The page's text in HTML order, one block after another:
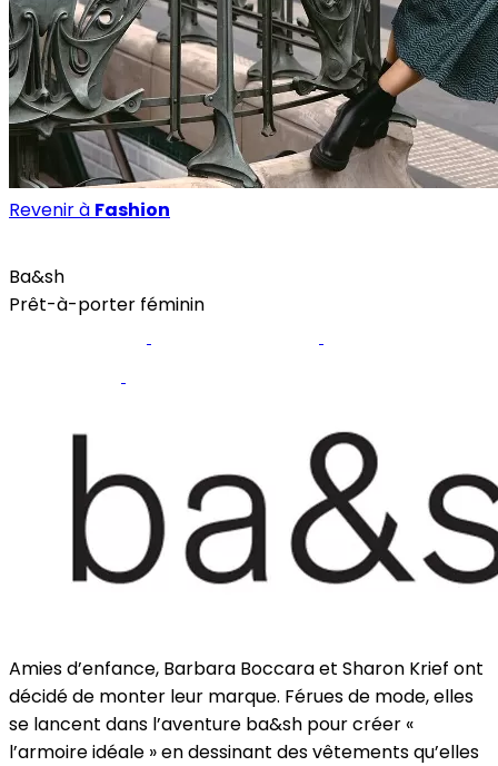
Revenir à Fashion
Ba&sh
Prêt-à-porter féminin
Amies d’enfance, Barbara Boccara et Sharon Krief ont
décidé de monter leur marque. Férues de mode, elles
se lancent dans l’aventure ba&sh pour créer «
l’armoire idéale » en dessinant des vêtements qu’elles